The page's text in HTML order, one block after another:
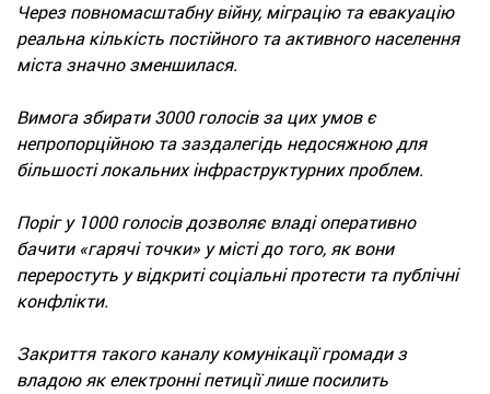
Через повномасштабну війну, міграцію та евакуацію
реальна кількість постійного та активного населення
міста значно зменшилася.
Вимога збирати 3000 голосів за цих умов є
непропорційною та заздалегідь недосяжною для
більшості локальних інфраструктурних проблем.
Поріг у 1000 голосів дозволяє владі оперативно
бачити «гарячі точки» у місті до того, як вони
переростуть у відкриті соціальні протести та публічні
конфлікти.
Закриття такого каналу комунікації громади з
владою як електронні петиції лише посилить